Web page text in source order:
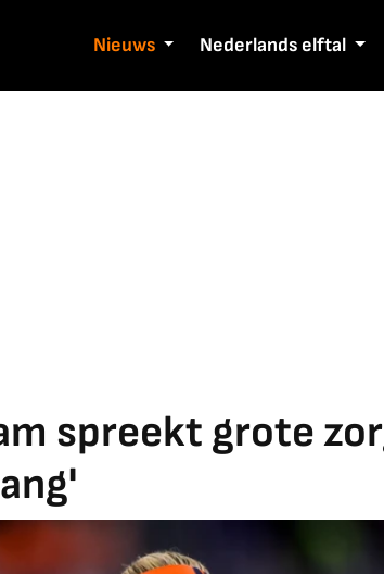
Nieuws Nederlands elftal
spreekt grote